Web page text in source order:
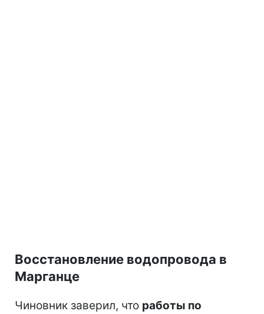
Восстановление водопровода в
Марганце
Чиновник заверил, что работы по